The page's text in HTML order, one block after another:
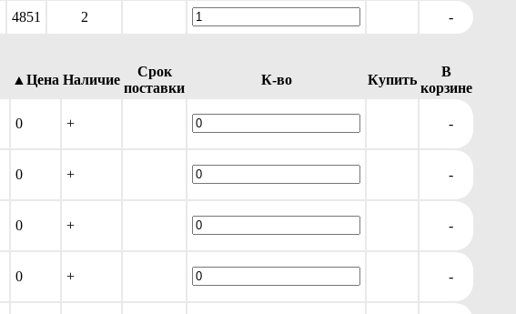
4851 2 -
▲Цена Наличие
Срок
поставки
К-во Купить
В
корзине
0 + -
0 + -
0 + -
0 + -